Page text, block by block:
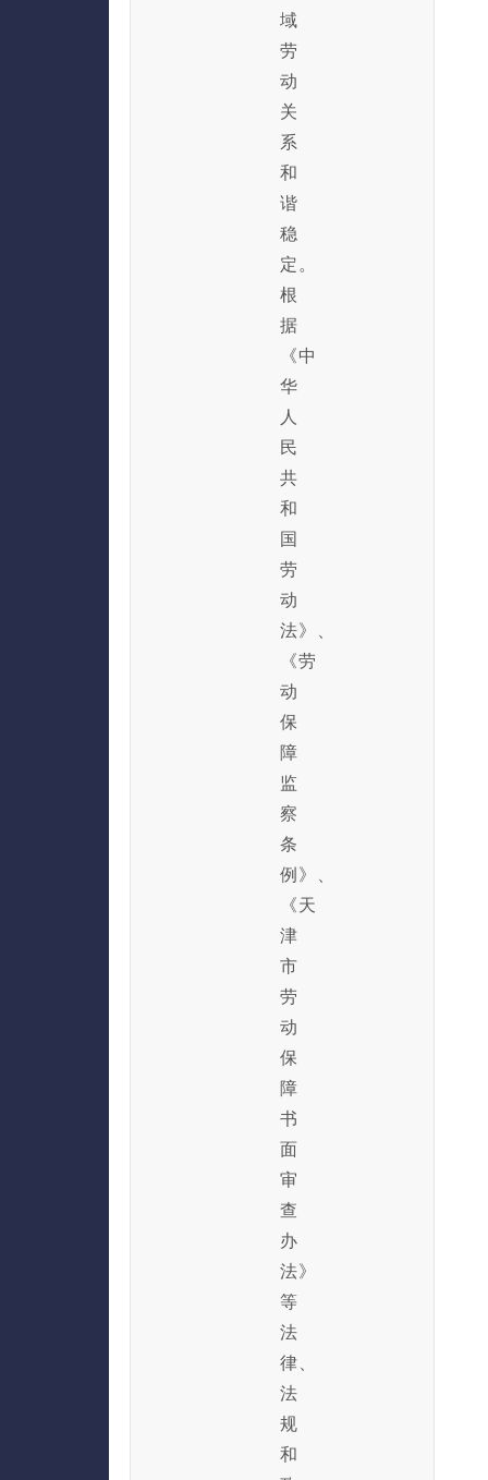
域
劳
动
关
系
和
谐
稳
定。
根
据
《中
华
人
民
共
和
国
劳
动
法》、
《劳
动
保
障
监
察
条
例》、
《天
津
市
劳
动
保
障
书
面
审
查
办
法》
等
法
律、
法
规
和